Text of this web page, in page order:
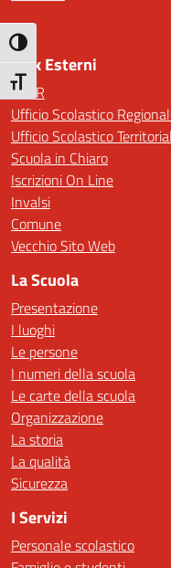
Attiva/disattiva alto contrasto
Attiva/disattiva dimensione
Link Esterni
MIUR
Ufficio Scolastico
Ufficio Scolastico
Scuola in Chiaro
Iscrizioni On Line
Invalsi
Comune
Vecchio Sito Web
La Scuola
Presentazione
I luoghi
Le persone
I numeri della scuola
Le carte della scuola
Organizzazione
La storia
La qualità
Sicurezza
I Servizi
Personale scolastico